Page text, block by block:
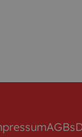
AGBs